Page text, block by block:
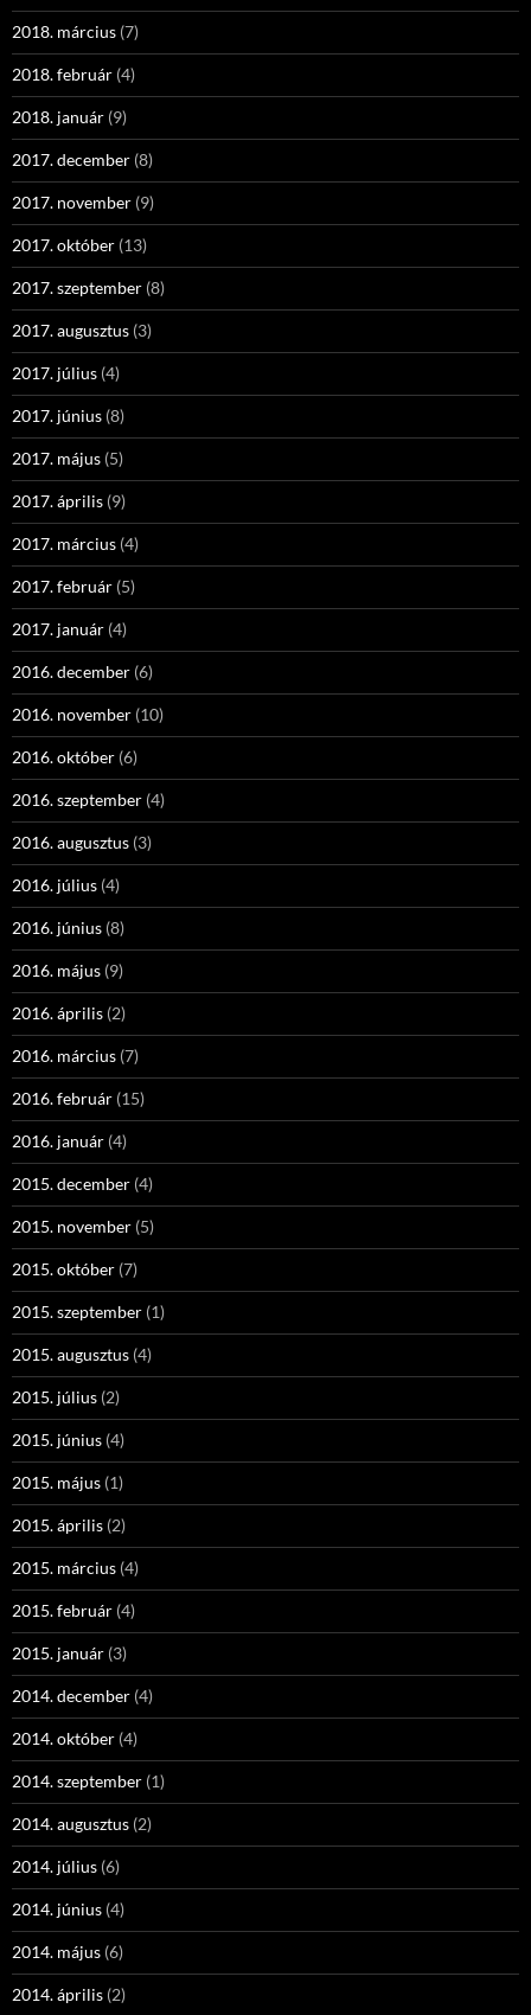
2018. március (7)
2018. február (4)
2018. január (9)
2017. december (8)
2017. november (9)
2017. október (13)
2017. szeptember (8)
2017. augusztus (3)
2017. július (4)
2017. június (8)
2017. május (5)
2017. április (9)
2017. március (4)
2017. február (5)
2017. január (4)
2016. december (6)
2016. november (10)
2016. október (6)
2016. szeptember (4)
2016. augusztus (3)
2016. július (4)
2016. június (8)
2016. május (9)
2016. április (2)
2016. március (7)
2016. február (15)
2016. január (4)
2015. december (4)
2015. november (5)
2015. október (7)
2015. szeptember (1)
2015. augusztus (4)
2015. július (2)
2015. június (4)
2015. május (1)
2015. április (2)
2015. március (4)
2015. február (4)
2015. január (3)
2014. december (4)
2014. október (4)
2014. szeptember (1)
2014. augusztus (2)
2014. július (6)
2014. június (4)
2014. május (6)
2014. április (2)